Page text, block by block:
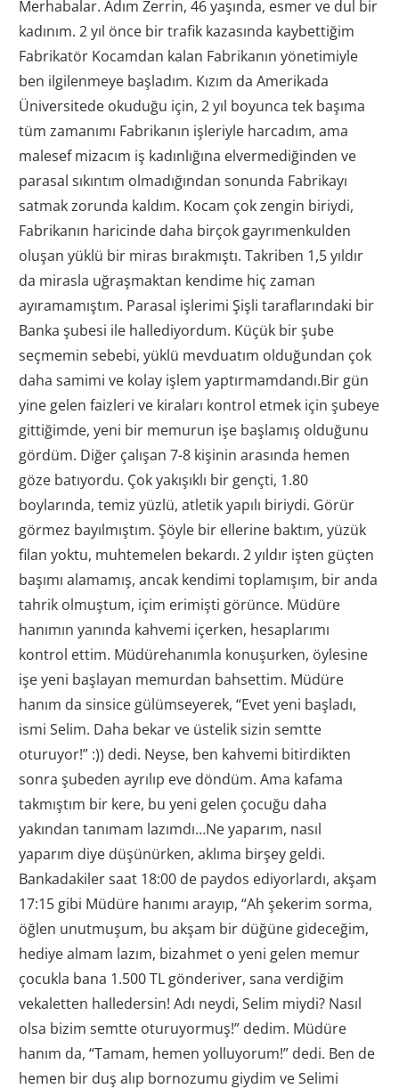
Merhabalar. Adım Zerrin, 46 yaşında, esmer ve dul bir
kadınım. 2 yıl önce bir trafik kazasında kaybettiğim
Fabrikatör Kocamdan kalan Fabrikanın yönetimiyle
ben ilgilenmeye başladım. Kızım da Amerikada
Üniversitede okuduğu için, 2 yıl boyunca tek başıma
tüm zamanımı Fabrikanın işleriyle harcadım, ama
malesef mizacım iş kadınlığına elvermediğinden ve
parasal sıkıntım olmadığından sonunda Fabrikayı
satmak zorunda kaldım. Kocam çok zengin biriydi,
Fabrikanın haricinde daha birçok gayrımenkulden
oluşan yüklü bir miras bırakmıştı. Takriben 1,5 yıldır
da mirasla uğraşmaktan kendime hiç zaman
ayıramamıştım. Parasal işlerimi Şişli taraflarındaki bir
Banka şubesi ile hallediyordum. Küçük bir şube
seçmemin sebebi, yüklü mevduatım olduğundan çok
daha samimi ve kolay işlem yaptırmamdandı.Bir gün
yine gelen faizleri ve kiraları kontrol etmek için şubeye
gittiğimde, yeni bir memurun işe başlamış olduğunu
gördüm. Diğer çalışan 7-8 kişinin arasında hemen
göze batıyordu. Çok yakışıklı bir gençti, 1.80
boylarında, temiz yüzlü, atletik yapılı biriydi. Görür
görmez bayılmıştım. Şöyle bir ellerine baktım, yüzük
filan yoktu, muhtemelen bekardı. 2 yıldır işten güçten
başımı alamamış, ancak kendimi toplamışım, bir anda
tahrik olmuştum, içim erimişti görünce. Müdüre
hanımın yanında kahvemi içerken, hesaplarımı
kontrol ettim. Müdürehanımla konuşurken, öylesine
işe yeni başlayan memurdan bahsettim. Müdüre
hanım da sinsice gülümseyerek, “Evet yeni başladı,
ismi Selim. Daha bekar ve üstelik sizin semtte
oturuyor!” :)) dedi. Neyse, ben kahvemi bitirdikten
sonra şubeden ayrılıp eve döndüm. Ama kafama
takmıştım bir kere, bu yeni gelen çocuğu daha
yakından tanımam lazımdı…Ne yaparım, nasıl
yaparım diye düşünürken, aklıma birşey geldi.
Bankadakiler saat 18:00 de paydos ediyorlardı, akşam
17:15 gibi Müdüre hanımı arayıp, “Ah şekerim sorma,
öğlen unutmuşum, bu akşam bir düğüne gideceğim,
hediye almam lazım, bizahmet o yeni gelen memur
çocukla bana 1.500 TL gönderiver, sana verdiğim
vekaletten halledersin! Adı neydi, Selim miydi? Nasıl
olsa bizim semtte oturuyormuş!” dedim. Müdüre
hanım da, “Tamam, hemen yolluyorum!” dedi. Ben de
hemen bir duş alıp bornozumu giydim ve Selimi